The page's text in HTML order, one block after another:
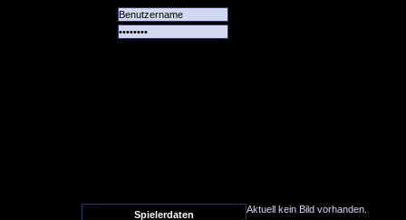
Spielerdaten
Aktuell kein Bild vorhanden.